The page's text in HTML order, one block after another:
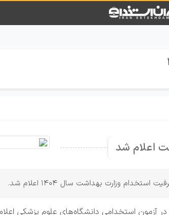
اعلام شد
وزارت بهداشت سال 1404 اعلام شد.
آزمون استخدامی دانشگاه‌های علوم پزشکی